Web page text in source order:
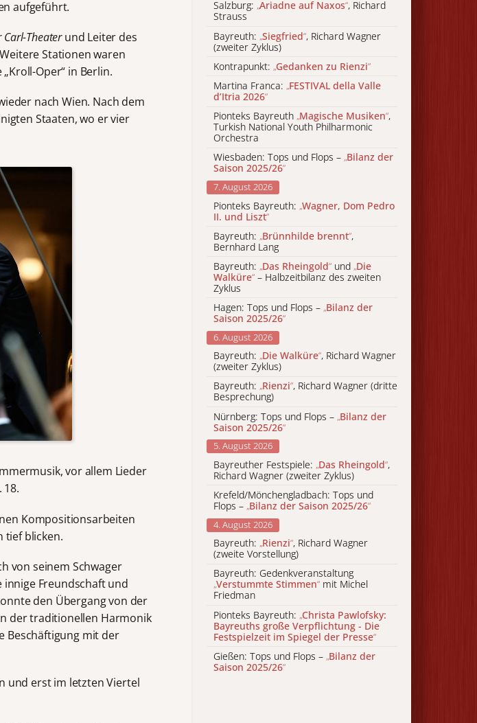
aufgeführt.
Carl-Theaterund Leiter des
Stationen waren
Oper“ in Berlin.
nach Wien. Nach dem
Staaten, wo er vier
vor allem Lieder
18.
Kompositionsarbeiten
tief blicken.
von seinem Schwager
innige Freundschaft und
den Übergang von der
der traditionellen Harmonik
Beschäftigung mit der
und erst im letzten Viertel
Salzburg: „Ariadne auf Naxos“, Richard
Strauss
Bayreuth: „Siegfried“, Richard Wagner
(zweiter Zyklus)
Kontrapunkt: „Gedanken zu Rienzi“
Martina Franca: „FESTIVAL della Valle
d’Itria 2026“
Pionteks Bayreuth „Magische Musiken“,
Turkish National Youth Philharmonic
Orchestra
Wiesbaden: Tops und Flops – „Bilanz der
Saison 2025/26“
7. August 2026
Pionteks Bayreuth: „Wagner, Dom Pedro
II. und Liszt“
Bayreuth: „Brünnhilde brennt“,
Bernhard Lang
Bayreuth: „Das Rheingold“ und „Die
Walküre“ – Halbzeitbilanz des zweiten
Zyklus
Hagen: Tops und Flops – „Bilanz der
Saison 2025/26“
6. August 2026
Bayreuth: „Die Walküre“, Richard Wagner
(zweiter Zyklus)
Bayreuth: „Rienzi“, Richard Wagner (dritte
Besprechung)
Nürnberg: Tops und Flops – „Bilanz der
Saison 2025/26“
5. August 2026
Bayreuther Festspiele: „Das Rheingold“,
Richard Wagner (zweiter Zyklus)
Krefeld/Mönchengladbach: Tops und
Flops – „Bilanz der Saison 2025/26“
4. August 2026
Bayreuth: „Rienzi“, Richard Wagner
(zweite Vorstellung)
Bayreuth: Gedenkveranstaltung
„Verstummte Stimmen“ mit Michel
Friedman
Pionteks Bayreuth: „Christa Pawlofsky:
Bayreuths große Verpflichtung - Die
Festspielzeit im Spiegel der Presse“
Gießen: Tops und Flops – „Bilanz der
Saison 2025/26“